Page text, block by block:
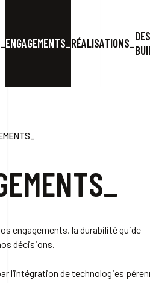
ENGAGEMENTS RÉALISATIONS
engagements, la durabilité guide
décisions.
l’intégration de technologies